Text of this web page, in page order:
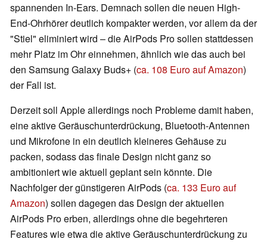
spannenden In-Ears. Demnach sollen die neuen High-
End-Ohrhörer deutlich kompakter werden, vor allem da der
"Stiel" eliminiert wird – die AirPods Pro sollen stattdessen
mehr Platz im Ohr einnehmen, ähnlich wie das auch bei
den Samsung Galaxy Buds+ (ca. 108 Euro auf Amazon)
der Fall ist.
Derzeit soll Apple allerdings noch Probleme damit haben,
eine aktive Geräuschunterdrückung, Bluetooth-Antennen
und Mikrofone in ein deutlich kleineres Gehäuse zu
packen, sodass das finale Design nicht ganz so
ambitioniert wie aktuell geplant sein könnte. Die
Nachfolger der günstigeren AirPods (ca. 133 Euro auf
Amazon) sollen dagegen das Design der aktuellen
AirPods Pro erben, allerdings ohne die begehrteren
Features wie etwa die aktive Geräuschunterdrückung zu